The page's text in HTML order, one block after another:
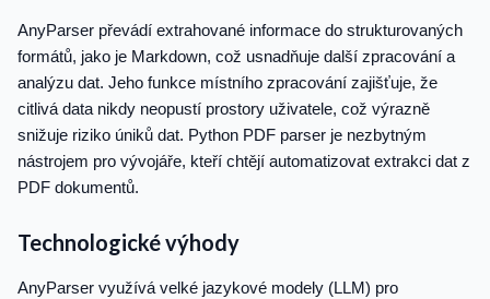
AnyParser převádí extrahované informace do strukturovaných
formátů, jako je Markdown, což usnadňuje další zpracování a
analýzu dat. Jeho funkce místního zpracování zajišťuje, že
citlivá data nikdy neopustí prostory uživatele, což výrazně
snižuje riziko úniků dat. Python PDF parser je nezbytným
nástrojem pro vývojáře, kteří chtějí automatizovat extrakci dat z
PDF dokumentů.
Technologické výhody
AnyParser využívá velké jazykové modely (LLM) pro